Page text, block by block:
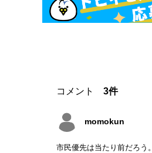
コメント 3件
momokun
市民優先は当たり前だろう。